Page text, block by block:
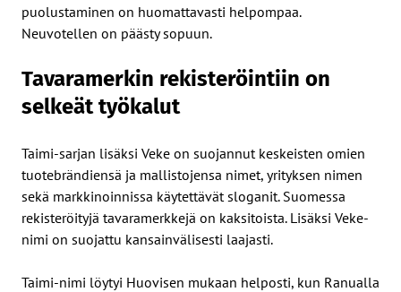
puolustaminen on huomattavasti helpompaa.
Neuvotellen on päästy sopuun.
Tavaramerkin rekisteröintiin on
selkeät työkalut
Taimi-sarjan lisäksi Veke on suojannut keskeisten omien
tuotebrändiensä ja mallistojensa nimet, yrityksen nimen
sekä markkinoinnissa käytettävät sloganit. Suomessa
rekisteröityjä tavaramerkkejä on kaksitoista. Lisäksi Veke-
nimi on suojattu kansainvälisesti laajasti.
Taimi-nimi löytyi Huovisen mukaan helposti, kun Ranualla